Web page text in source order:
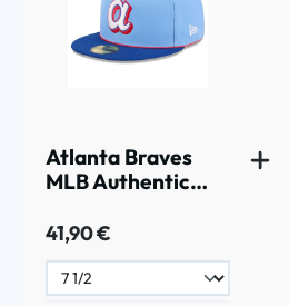
Atlanta Braves
MLB Authentic
59FIFTY Fitted
Cap Blau
41,90 €